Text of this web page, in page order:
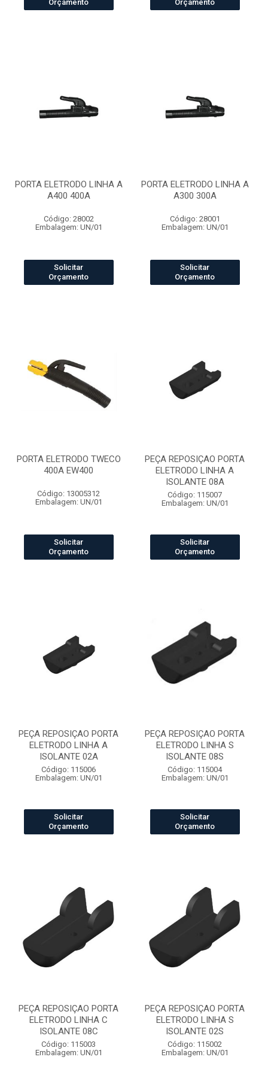
Orçamento Orçamento
PORTA ELETRODO LINHA A
A400 400A
Código: 28002
Embalagem: UN/01
Solicitar
Orçamento
PORTA ELETRODO LINHA A
A300 300A
Código: 28001
Embalagem: UN/01
Solicitar
Orçamento
PORTA ELETRODO TWECO
400A EW400
Código: 13005312
Embalagem: UN/01
Solicitar
Orçamento
PEÇA REPOSIÇAO PORTA
ELETRODO LINHA A
ISOLANTE 08A
Código: 115007
Embalagem: UN/01
Solicitar
Orçamento
PEÇA REPOSIÇAO PORTA
ELETRODO LINHA A
ISOLANTE 02A
Código: 115006
Embalagem: UN/01
Solicitar
Orçamento
PEÇA REPOSIÇAO PORTA
ELETRODO LINHA S
ISOLANTE 08S
Código: 115004
Embalagem: UN/01
Solicitar
Orçamento
PEÇA REPOSIÇAO PORTA
ELETRODO LINHA C
ISOLANTE 08C
Código: 115003
Embalagem: UN/01
PEÇA REPOSIÇAO PORTA
ELETRODO LINHA S
ISOLANTE 02S
Código: 115002
Embalagem: UN/01